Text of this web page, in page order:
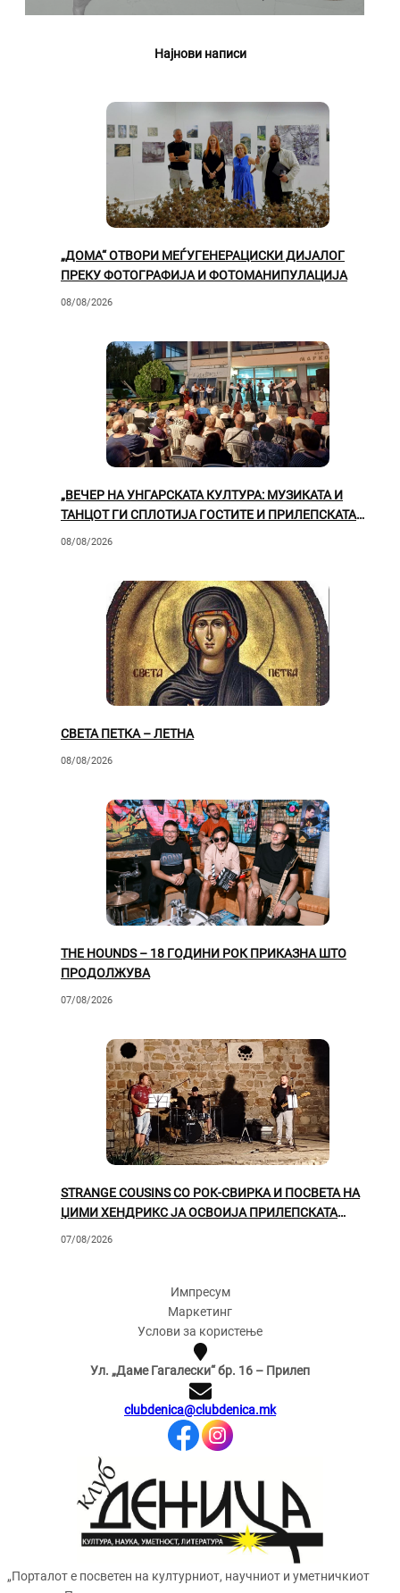
Најнови написи
„ДОМА“ ОТВОРИ МЕЃУГЕНЕРАЦИСКИ ДИЈАЛОГ
ПРЕКУ ФОТОГРАФИЈА И ФОТОМАНИПУЛАЦИЈА
08/08/2026
„ВЕЧЕР НА УНГАРСКАТА КУЛТУРА: МУЗИКАТА И
ТАНЦОТ ГИ СПЛОТИЈА ГОСТИТЕ И ПРИЛЕПСКАТА
08/08/2026
СВЕТА ПЕТКА – ЛЕТНА
08/08/2026
THE HOUNDS – 18 ГОДИНИ РОК ПРИКАЗНА ШТО
ПРОДОЛЖУВА
07/08/2026
STRANGE COUSINS СО РОК-СВИРКА И ПОСВЕТА НА
ЏИМИ ХЕНДРИКС ЈА ОСВОИЈА ПРИЛЕПСКАТА
07/08/2026
Импресум
Маркетинг
Услови за користење
Ул. „Даме Гагалески“ бр. 16 – Прилеп
clubdenica@clubdenica.mk
„Порталот е посветен на културниот, научниот и уметничкиот